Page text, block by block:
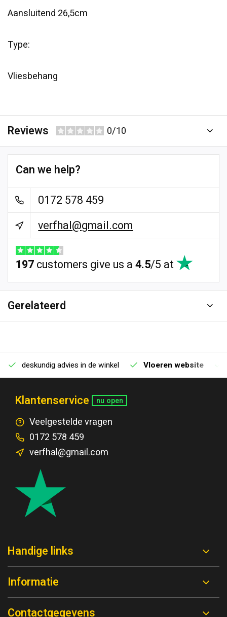
Aansluitend 26,5cm
Type:
Vliesbehang
Reviews 0/10
Can we help?
0172 578 459
verfhal@gmail.com
197customers give us a4.5/5 at
Gerelateerd
deskundig advies in de winkel Vloeren website
Klantenservice nu open
Veelgestelde vragen
0172 578 459
verfhal@gmail.com
Handige links
Informatie
Contactgegevens